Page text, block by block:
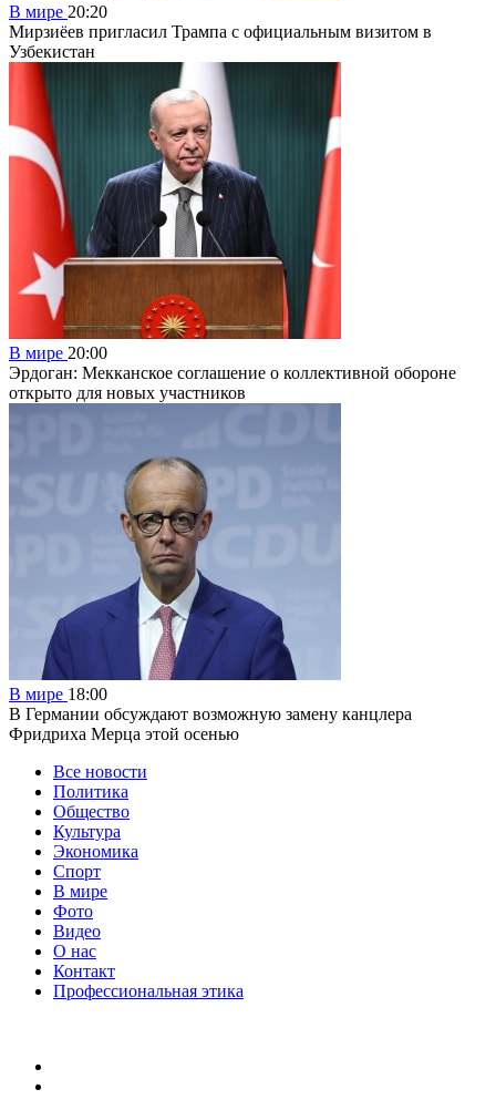
В мире 20:20
Мирзиёев пригласил Трампа с официальным визитом в
Узбекистан
В мире 20:00
Эрдоган: Мекканское соглашение о коллективной обороне
открыто для новых участников
В мире 18:00
В Германии обсуждают возможную замену канцлера
Фридриха Мерца этой осенью
Все новости
Политика
Общество
Культура
Экономика
Спорт
В мире
Фото
Видео
О нас
Контакт
Профессиональная этика